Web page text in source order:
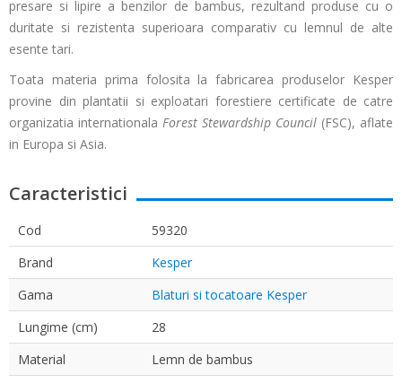
presare si lipire a benzilor de bambus, rezultand produse cu o
duritate si rezistenta superioara comparativ cu lemnul de alte
esente tari.
Toata materia prima folosita la fabricarea produselor Kesper
provine din plantatii si exploatari forestiere certificate de catre
organizatia internationala Forest Stewardship Council (FSC), aflate
in Europa si Asia.
Caracteristici
Cod
59320
Brand
Kesper
Gama
Blaturi si tocatoare Kesper
Lungime (cm)
28
Material
Lemn de bambus